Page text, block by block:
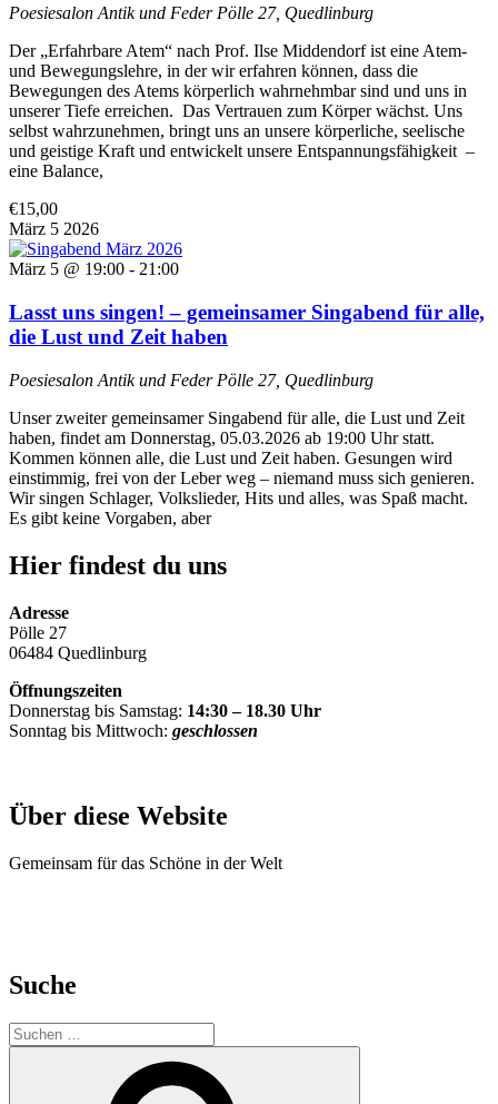
Poesiesalon Antik und FederPölle 27, Quedlinburg
Der „Erfahrbare Atem“ nach Prof. Ilse Middendorf ist eine Atem-
und Bewegungslehre, in der wir erfahren können, dass die
Bewegungen des Atems körperlich wahrnehmbar sind und uns in
unserer Tiefe erreichen. Das Vertrauen zum Körper wächst. Uns
selbst wahrzunehmen, bringt uns an unsere körperliche, seelische
und geistige Kraft und entwickelt unsere Entspannungsfähigkeit –
eine Balance,
€15,00
März 5 2026
März 5 @ 19:00 - 21:00
Lasst uns singen! – gemeinsamer Singabend für alle,
die Lust und Zeit haben
Poesiesalon Antik und Feder Pölle 27, Quedlinburg
Unser zweiter gemeinsamer Singabend für alle, die Lust und Zeit
haben, findet am Donnerstag, 05.03.2026 ab 19:00 Uhr statt.
Kommen können alle, die Lust und Zeit haben. Gesungen wird
einstimmig, frei von der Leber weg – niemand muss sich genieren.
Wir singen Schlager, Volkslieder, Hits und alles, was Spaß macht.
Es gibt keine Vorgaben, aber
Hier findest du uns
Adresse
Pölle 27
06484 Quedlinburg
Öffnungszeiten
Donnerstag bis Samstag: 14:30 – 18.30 Uhr
Sonntag bis Mittwoch: geschlossen
Über diese Website
Gemeinsam für das Schöne in der Welt
Suche
Suche
nach: